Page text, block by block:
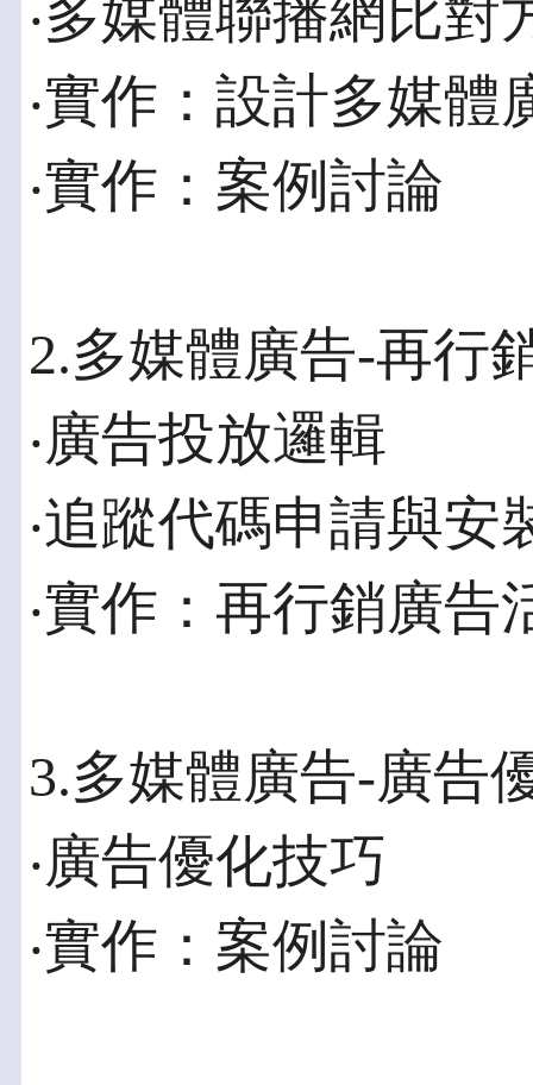
‧多媒體聯播網比對
‧實作：設計多媒體
‧實作：案例討論
2.多媒體廣告-再行
‧廣告投放邏輯
‧追蹤代碼申請與安
‧實作：再行銷廣告
3.多媒體廣告-廣告
‧廣告優化技巧
‧實作：案例討論